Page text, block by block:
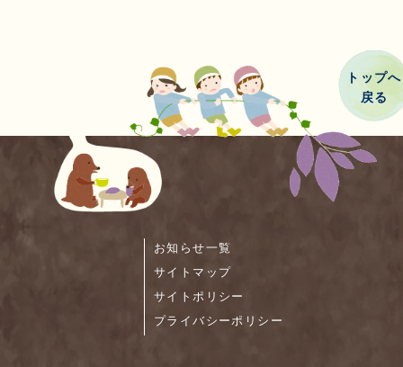
トップへ
戻る
お知らせ一覧
サイトマップ
サイトポリシー
プライバシーポリシー